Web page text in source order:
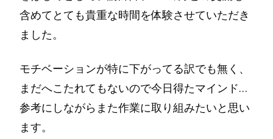
含めてとても貴重な時間を体験させていただき
ました。
モチベーションが特に下がってる訳でも無く、
まだへこたれてもないので今日得たマインド…
参考にしながらまた作業に取り組みたいと思い
ます。